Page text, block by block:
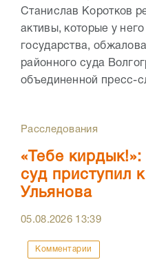
Станислав Коротков
активы, которые у
государства,
районного суда
объединенной пресс-
Расследования
«Тебе кирдык!»:
суд приступил
Ульянова
05.08.2026 13:39
Комментарии